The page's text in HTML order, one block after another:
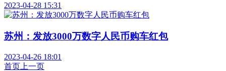
2023-04-28 15:31
苏州：发放3000万数字人民币购车红包
2023-04-26 18:01
首页 上一页